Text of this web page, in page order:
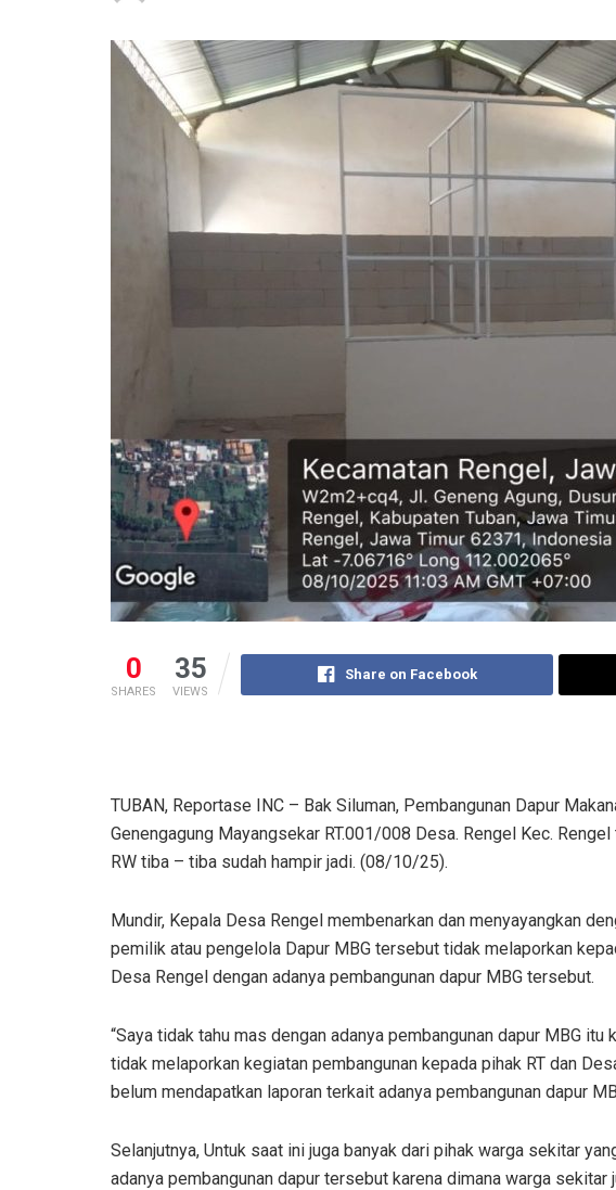
0
SHARES
35
VIEWS
Share on Facebook
TUBAN, Reportase INC – Bak Siluman, Pembangunan Dapur
Genengagung Mayangsekar RT.001/008 Desa. Rengel Kec.
RW tiba – tiba sudah hampir jadi. (08/10/25).
Mundir, Kepala Desa Rengel membenarkan dan menyayangkan
pemilik atau pengelola Dapur MBG tersebut tidak melaporkan
Desa Rengel dengan adanya pembangunan dapur MBG tersebut.
“Saya tidak tahu mas dengan adanya pembangunan dapur MBG
tidak melaporkan kegiatan pembangunan kepada pihak RT dan
belum mendapatkan laporan terkait adanya pembangunan dapur
Selanjutnya, Untuk saat ini juga banyak dari pihak warga sekitar
adanya pembangunan dapur tersebut karena dimana warga